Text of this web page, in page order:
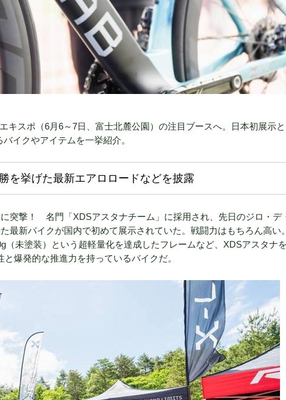
キスポ（6月6～7日、富士北麓公園）の注目ブースへ。日本初展示
イクやアイテムを一挙紹介。
を挙げた最新エアロロードなどを披露
突撃！ 名門「XDSアスタナチーム」に採用され、先日のジロ・デ
最新バイクが国内で初めて展示されていた。戦闘力はもちろん高い
（未塗装）という超軽量化を達成したフレームなど、XDSアスタナ
爆発的な推進力を持っているバイクだ。